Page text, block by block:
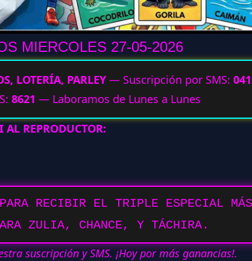
MIERCOLES 27-05-2026
LOTERÍA, PARLEY — Suscripción por SMS:
8621 — Laboramos de Lunes a Lunes
AL REPRODUCTOR:
RECIBIR EL TRIPLE ESPECIAL MÁS
ZULIA, CHANCE, Y TÁCHIRA.
suscripción y SMS. ¡Hoy por más ganancias!.